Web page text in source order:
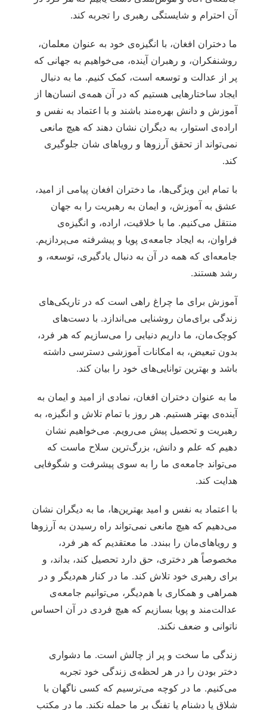
آن احترام و شایستگی رهبری را تجربه کند.
ما دختران افغان، با انگیزه‌ی خود به عنوان معلمان،
روشنفکران، و رهبران آینده، می‌خواهیم به جهانی که
پر از عدالت و توسعه است، کمک کنیم. ما به دنبال
ایجاد ساختارهایی هستیم که در آن همه‌ی انسان‌ها از
آموزش و دانش بهره‌مند باشند و با اعتماد به نفس و
اراده‌ی استوار، به دیگران نشان دهند که هیچ مانعی
نمی‌تواند از تحقق آرزوها و رویاهای شان جلوگیری
کند.
با تمام این ویژگی‌ها، ما دختران افغان پیامی ‌از امید،
عشق به آموزش، و ایمان به رهبریت را به جهان
منتقل می‌کنیم. ما با خلاقیت، اراده، و انگیزه‌ی
فراوان، به ایجاد جامعه‌ی پویا و پیشرفته می‌پردازیم.
جامعه‌ای که همه در آن به دنبال یادگیری، توسعه، و
رشد هستند.
آموزش برای ما چراغ راهی است که در تاریکی‌های
زندگی برای‌مان روشنایی می‌اندازد. با دست‌های
کوچک‌مان، ما داریم دنیایی را می‌سازیم که هر فرد،
بدون تبعیض، به امکانات آموزشی دسترسی داشته
باشد و بهترین توانایی‌های خود را بیان کند.
ما به عنوان دختران افغان، نمادی از امید و ایمان به
آینده‌ی بهتر هستیم. هر روز با تمام تلاش و انگیزه، به
رهبریت و تحصیل پیش می‌رویم. می‌خواهیم نشان
دهیم که علم و دانش، بزرگ‌ترین سلاح ماست که
می‌تواند جامعه‌ی ما را به سوی پیشرفت و شگوفایی
هدایت کند.
با اعتماد به نفس و امید بهترین‌ها، ما به دیگران نشان
می‌دهیم که هیچ مانعی نمی‌تواند راه رسیدن به آرزوها
و رویاهای‌مان را ببندد. ما معتقدیم که هر فرد،
مخصوصاً هر دختری، حق دارد تحصیل کند، بداند، و
برای رهبری خود تلاش کند. ما در کنار هم‌دیگر و در
همراهی و همکاری با هم‌دیگر، می‌توانیم جامعه‌ی
عدالت‌مند و پویا بسازیم که هیچ فردی در آن احساس
ناتوانی و ضعف نکند.
زندگی ما سخت و پر از چالش است. ما دشواری
دختر بودن را در هر لحظه‌ی زندگی خود تجربه
می‌کنیم. ما در کوچه می‌ترسیم که کسی ناگهان با
شلاق یا دشنام یا تفنگ بر ما حمله نکند. ما در مکتب